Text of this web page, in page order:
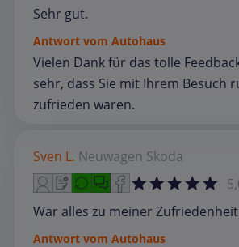
Sehr gut.
Antwort vom Autohaus
Vielen Dank für das tolle
sehr, dass Sie mit Ihrem Besuch
zufrieden waren.
Sven L. Neuwagen Skoda
War alles zu meiner Zufriedenheit
Antwort vom Autohaus